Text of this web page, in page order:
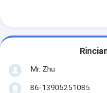
Mr. Zhu
86-13905251085